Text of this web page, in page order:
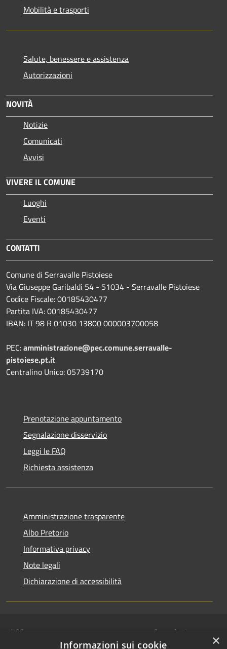
Mobilità e trasporti
Salute, benessere e assistenza
Autorizzazioni
NOVITÀ
Notizie
Comunicati
Avvisi
VIVERE IL COMUNE
Luoghi
Eventi
CONTATTI
Comune di Serravalle Pistoiese
Via Giuseppe Garibaldi 54 - 51034 - Serravalle Pistoiese
Codice Fiscale: 00185430477
Partita IVA: 00185430477
IBAN: IT 98 R 01030 13800 000003700058
PEC:amministrazione@pec.comune.serravalle-
pistoiese.pt.it
Centralino Unico: 05739170
Prenotazione appuntamento
Segnalazione disservizio
Leggi le FAQ
Richiesta assistenza
Amministrazione trasparente
Albo Pretorio
Informativa privacy
Note legali
Dichiarazione di accessibilità
RSS
Segnalazione
disservizio
×
Informazioni sui cookie